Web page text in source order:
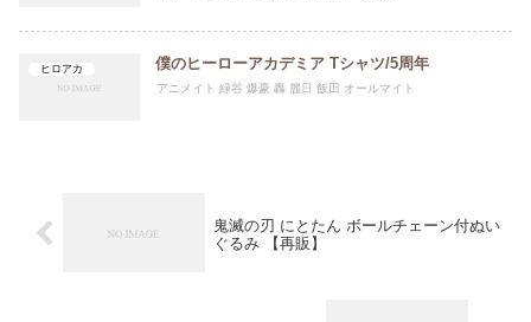
ヒロアカ 僕のヒーローアカデミア Tシャツ/5周年
アニメイト 緑谷 爆豪 轟 麗日 飯田 オールマイト
鬼滅の刃 にとたん ボールチェーン付ぬい
ぐるみ 【再販】